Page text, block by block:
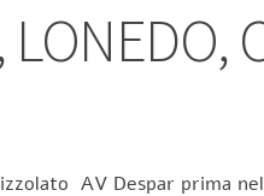
LONEDO,
AV Despar prima